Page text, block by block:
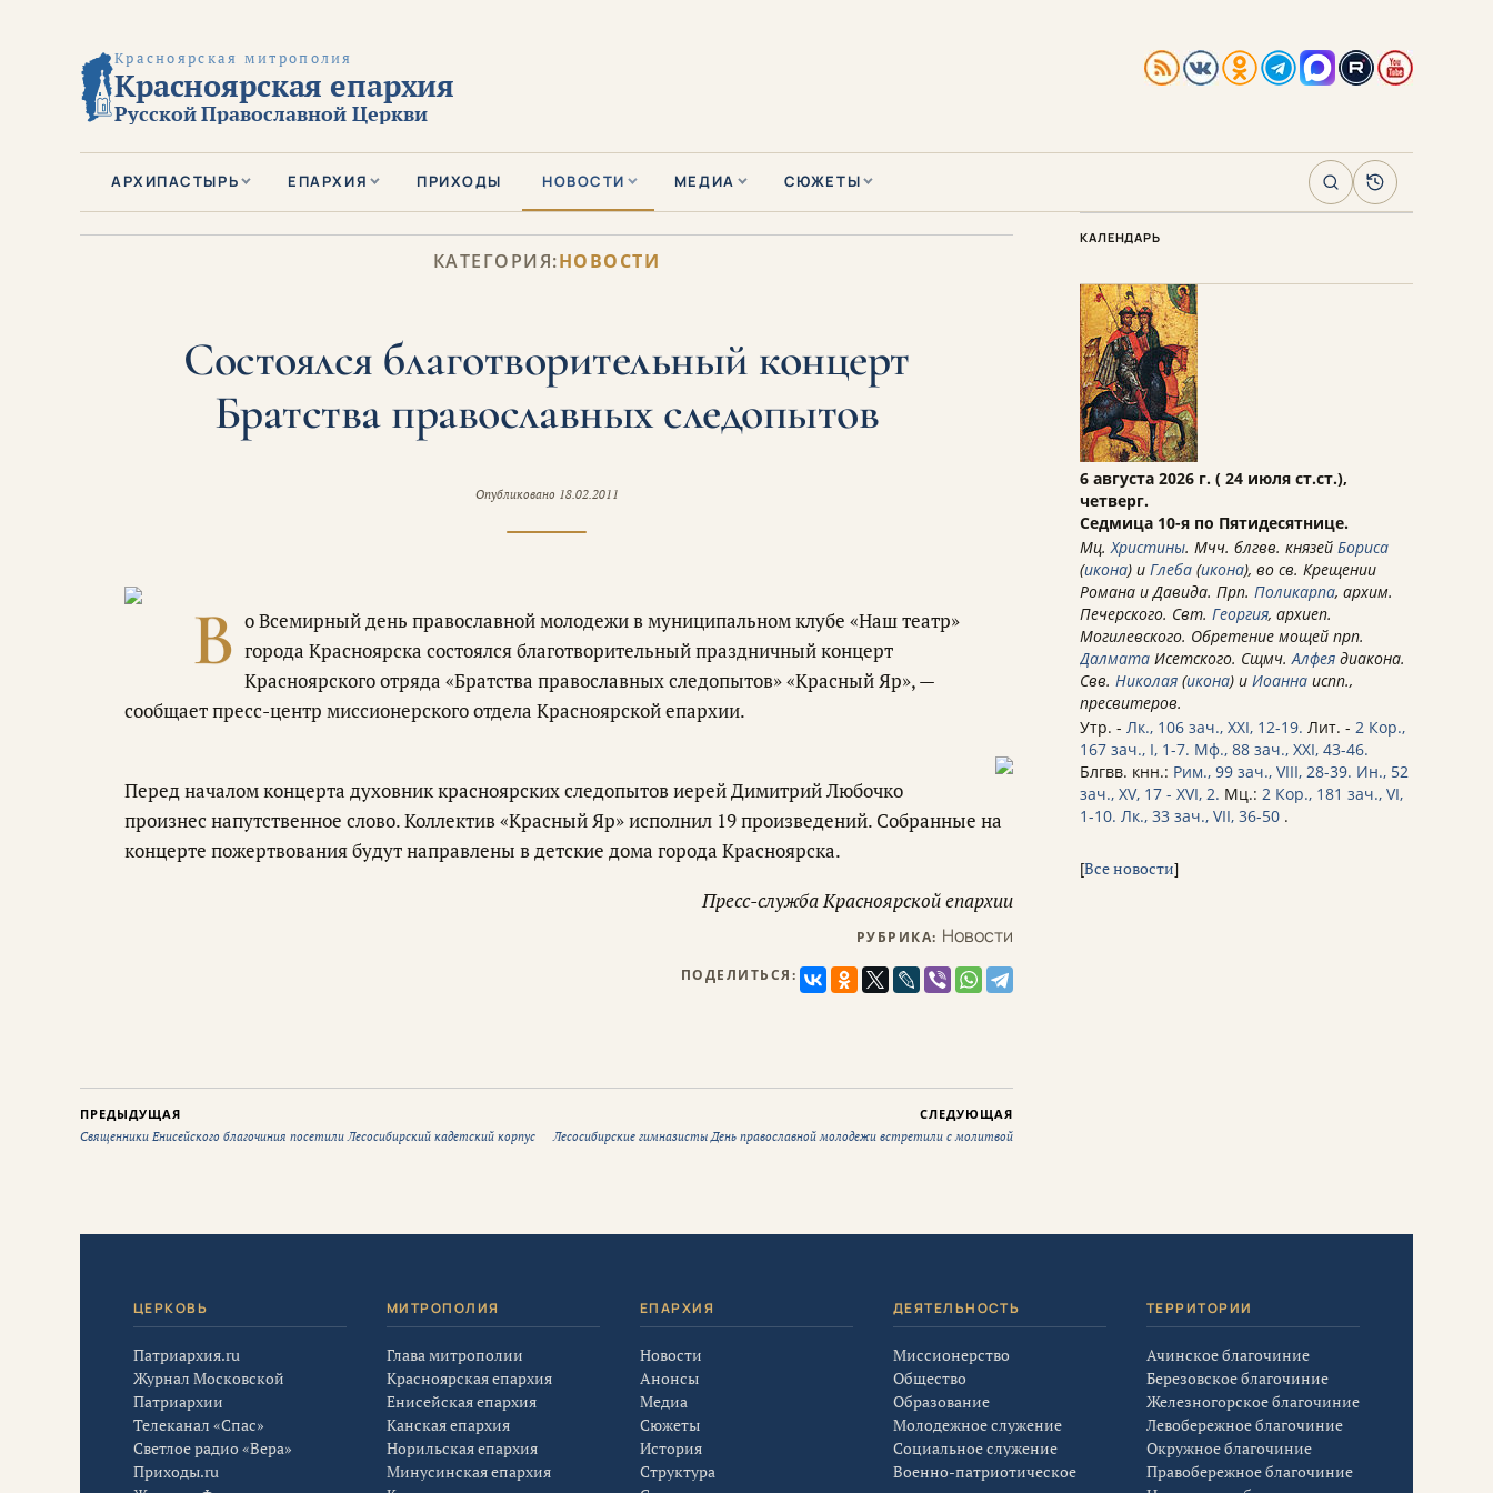
Красноярская митрополия
Красноярская епархия
Русской Православной Церкви
АРХИПАСТЫРЬ ЕПАРХИЯ ПРИХОДЫ НОВОСТИ МЕДИА СЮЖЕТЫ ПоискАрхив
КАТЕГОРИЯ:НОВОСТИ
Состоялся благотворительный концерт
Братства православных следопытов
Опубликовано 18.02.2011
В о Всемирный день православной молодежи в муниципальном клубе «Наш театр»
города Красноярска состоялся благотворительный праздничный концерт
Красноярского отряда «Братства православных следопытов» «Красный Яр», —
сообщает пресс-центр миссионерского отдела Красноярской епархии.
Перед началом концерта духовник красноярских следопытов иерей Димитрий Любочко
произнес напутственное слово. Коллектив «Красный Яр» исполнил 19 произведений. Собранные на
концерте пожертвования будут направлены в детские дома города Красноярска.
Пресс-служба Красноярской епархии
РУБРИКА: Новости
ПОДЕЛИТЬСЯ:
ПРЕДЫДУЩАЯ
Священники Енисейского благочиния посетили Лесосибирский кадетский корпус
СЛЕДУЮЩАЯ
Лесосибирские гимназисты День православной молодежи встретили с молитвой
КАЛЕНДАРЬ
6 августа 2026 г. ( 24 июля ст.ст.),
четверг.
Седмица 10-я по Пятидесятнице.
Мц.Христины. Мчч. блгвв. князей Бориса
(икона) и Глеба (икона), во св. Крещении
Романа и Давида. Прп. Поликарпа, архим.
Печерского. Свт. Георгия, архиеп.
Могилевского. Обретение мощей прп.
Далмата Исетского. Сщмч.Алфея диакона.
Свв. Николая (икона) и Иоанна испп.,
пресвитеров.
Утр. - Лк., 106 зач., XXI, 12-19. Лит. - 2 Кор.,
167 зач., I, 1-7. Мф., 88 зач., XXI, 43-46.
Блгвв. кнн.: Рим., 99 зач., VIII, 28-39. Ин., 52
зач., XV, 17 - XVI, 2. Мц.: 2 Кор., 181 зач., VI,
1-10. Лк., 33 зач., VII, 36-50 .
[Все новости]
ЦЕРКОВЬ
Патриархия.ru
Журнал Московской
Патриархии
Телеканал «Спас»
Светлое радио «Вера»
Приходы.ru
МИТРОПОЛИЯ
Глава митрополии
Красноярская епархия
Енисейская епархия
Канская епархия
Норильская епархия
Минусинская епархия
ЕПАРХИЯ
Новости
Анонсы
Медиа
Сюжеты
История
Структура
ДЕЯТЕЛЬНОСТЬ
Миссионерство
Общество
Образование
Молодежное служение
Социальное служение
Военно-патриотическое
ТЕРРИТОРИИ
Ачинское благочиние
Березовское благочиние
Железногорское благочиние
Левобережное благочиние
Окружное благочиние
Правобережное благочиние